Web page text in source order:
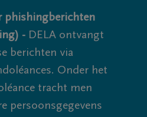
phishingberichten
- DELA ontvangt
berichten via
Onder het
tracht men
persoonsgegevens